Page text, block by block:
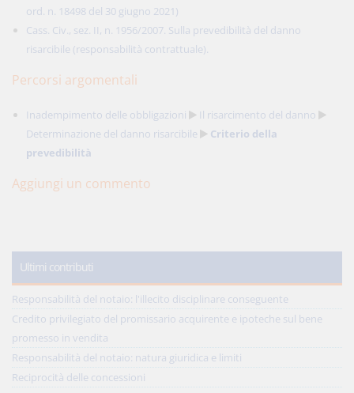
ord. n. 18498 del 30 giugno 2021)
Cass. Civ., sez. II, n. 1956/2007. Sulla prevedibilità del danno
risarcibile (responsabilità contrattuale).
Percorsi argomentali
Inadempimento delle obbligazioni
Il risarcimento del danno
Determinazione del danno risarcibile
Criterio della
prevedibilità
Aggiungi un commento
Ultimi contributi
Responsabilità del notaio: l'illecito disciplinare conseguente
Credito privilegiato del promissario acquirente e ipoteche sul bene
promesso in vendita
Responsabilità del notaio: natura giuridica e limiti
Reciprocità delle concessioni